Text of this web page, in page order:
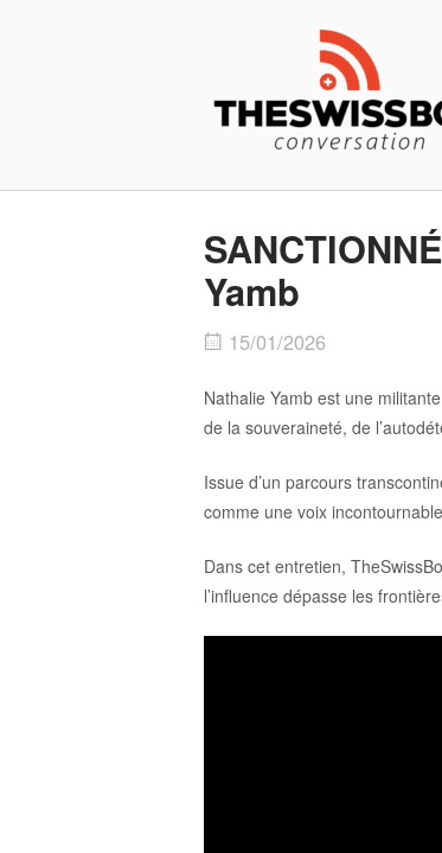
Yamb
15/01/2026
Nathalie Yamb est une
de la souveraineté, de
Issue d’un parcours
comme une voix
Dans cet entretien,
l’influence dépasse les